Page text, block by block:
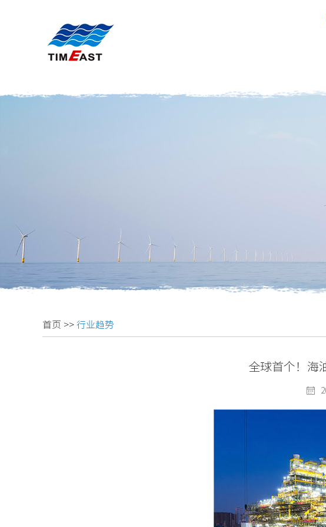
首页 >>行业趋势
全球首个！海